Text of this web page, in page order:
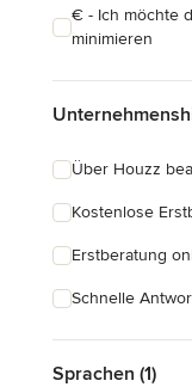
€ - Ich möchte
minimieren
Über Houzz
Kostenlose
Erstberatung
Schnelle
Sprachen (1)